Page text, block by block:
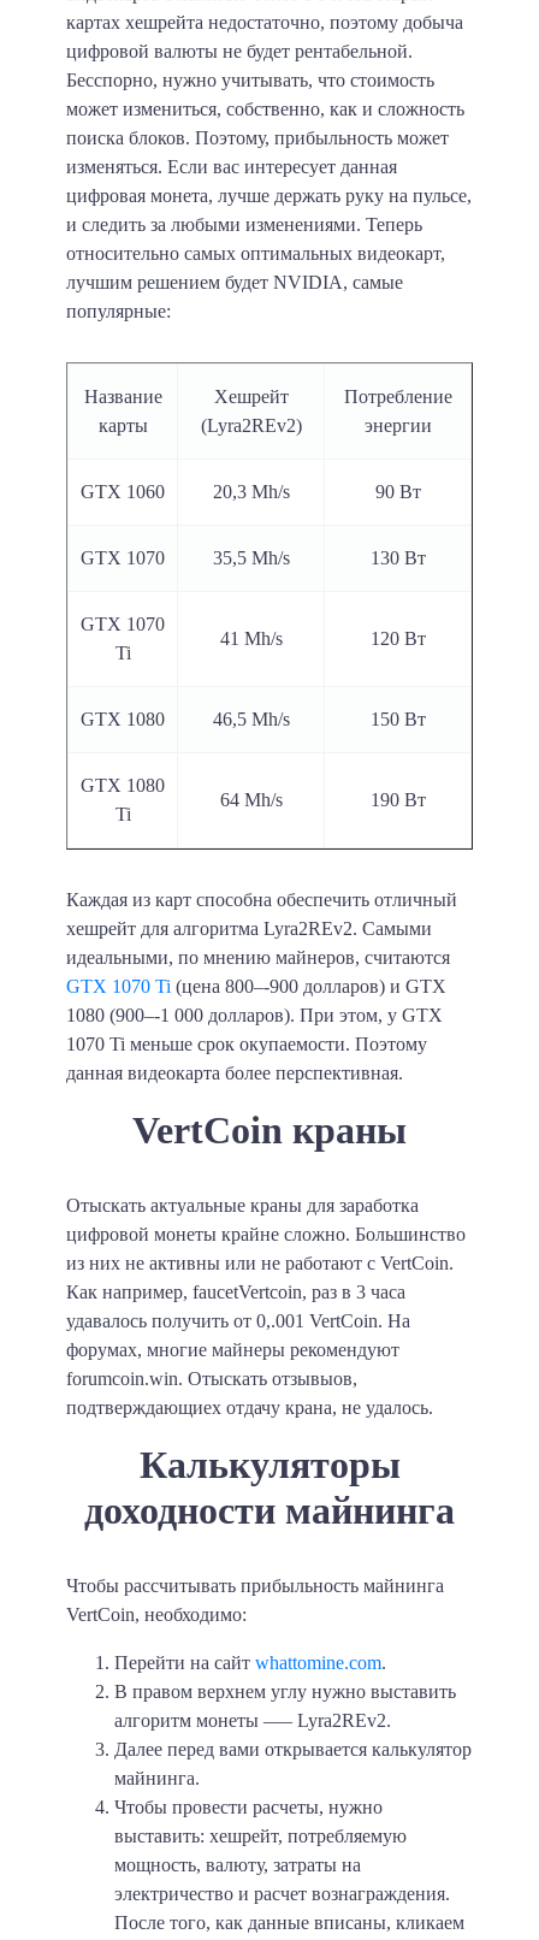
картах хешрейта недостаточно, поэтому добыча
цифровой валюты не будет рентабельной.
Бесспорно, нужно учитывать, что стоимость
может измениться, собственно, как и сложность
поиска блоков. Поэтому, прибыльность может
изменяться. Если вас интересует данная
цифровая монета, лучше держать руку на пульсе,
и следить за любыми изменениями. Теперь
относительно самых оптимальных видеокарт,
лучшим решением будет NVIDIA, самые
популярные:
Название
карты
Хешрейт
(Lyra2REv2)
Потребление
энергии
GTX 1060 20,3 Mh/s 90 Вт
GTX 1070 35,5 Mh/s 130 Вт
GTX 1070
Ti
41 Mh/s 120 Вт
GTX 1080 46,5 Mh/s 150 Вт
GTX 1080
Ti
64 Mh/s 190 Вт
Каждая из карт способна обеспечить отличный
хешрейт для алгоритма Lyra2REv2. Самыми
идеальными, по мнению майнеров, считаются
GTX 1070 Ti (цена 800–-900 долларов) и GTX
1080 (900–-1 000 долларов). При этом, у GTX
1070 Ti меньше срок окупаемости. Поэтому
данная видеокарта более перспективная.
VertCoin краны
Отыскать актуальные краны для заработка
цифровой монеты крайне сложно. Большинство
из них не активны или не работают с VertCoin.
Как например, faucetVertcoin, раз в 3 часа
удавалось получить от 0,.001 VertCoin. На
форумах, многие майнеры рекомендуют
forumcoin.win. Отыскать отзывыов,
подтверждающиех отдачу крана, не удалось.
Калькуляторы
доходности майнинга
Чтобы рассчитывать прибыльность майнинга
VertCoin, необходимо:
Перейти на сайт whattomine.com.
В правом верхнем углу нужно выставить
алгоритм монеты —‒ Lyra2REv2.
Далее перед вами открывается калькулятор
майнинга.
Чтобы провести расчеты, нужно
выставить: хешрейт, потребляемую
мощность, валюту, затраты на
электричество и расчет вознаграждения.
После того, как данные вписаны, кликаем